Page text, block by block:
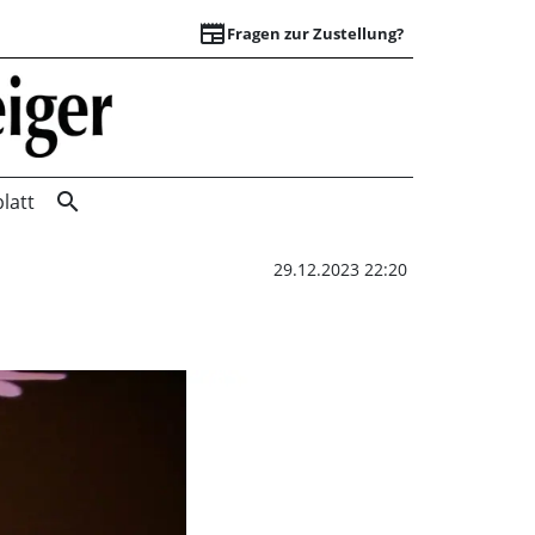
newspaperFragen zur Zustellung?
Innenstadt
search
29.12.2023 22:20